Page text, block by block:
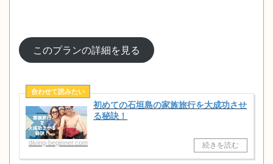
このプランの詳細を見る
初めての石垣島の家族旅行を大成功させ
る秘訣！
diving-beginner.com